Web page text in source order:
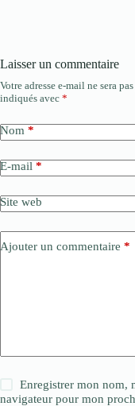
Laisser un commentaire
Votre adresse e-mail ne sera
indiqués avec *
Nom *
E-mail *
Site web
Ajouter un commentaire *
Enregistrer mon nom,
navigateur pour mon